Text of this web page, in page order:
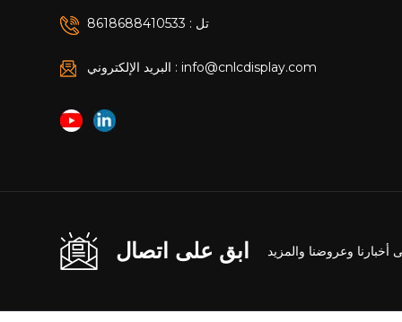
تل : 8618688410533
البريد الإلكتروني : info@cnlcdisplay.com
ابق على اتصال